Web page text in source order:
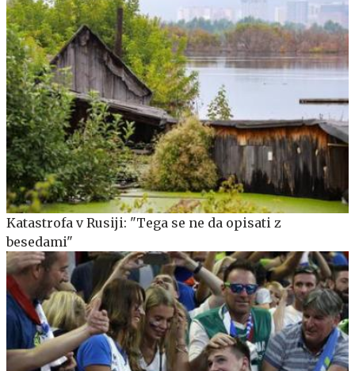
Katastrofa v Rusiji: "Tega se ne da opisati z
besedami"